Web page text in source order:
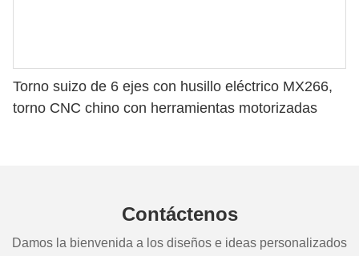
Torno suizo de 6 ejes con husillo eléctrico MX266,
torno CNC chino con herramientas motorizadas
Contáctenos
Damos la bienvenida a los diseños e ideas personalizados